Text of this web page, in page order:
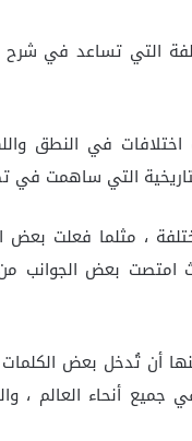
التي تساعد في
في النطق
التي ساهمت في
، مثلما فعلت
بعض الجوانب من
أن تُدخل بعض
جميع أنحاء العالم ،